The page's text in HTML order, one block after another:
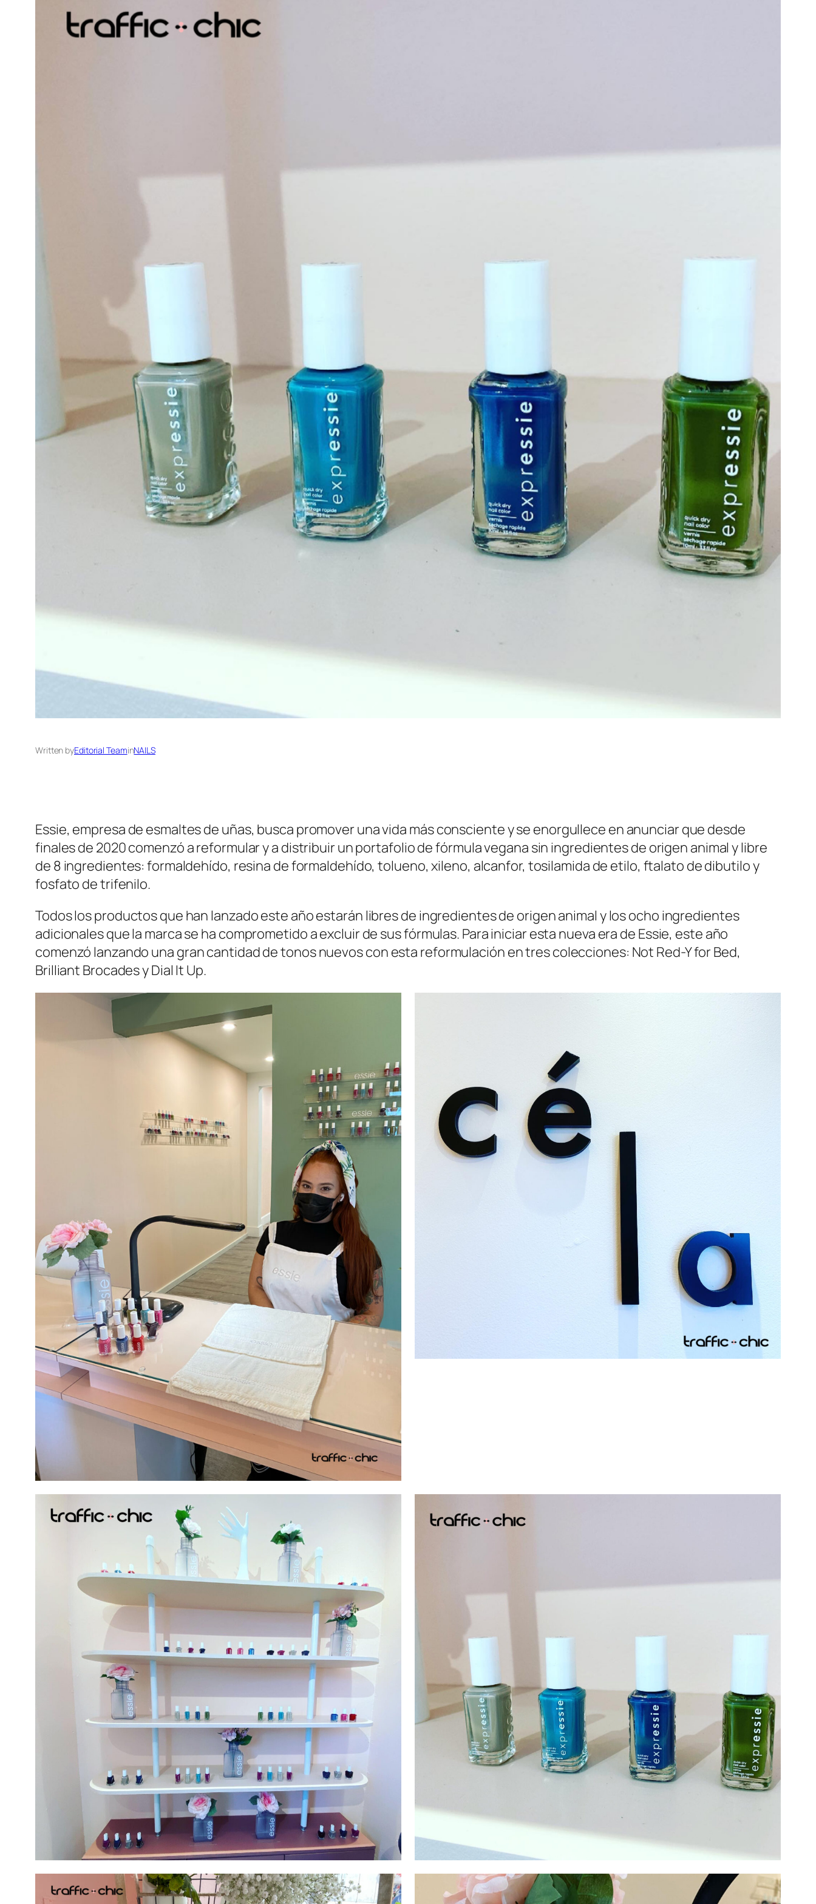
Written byEditorial TeaminNAILS
Essie, empresa de esmaltes de uñas, busca promover una vida más consciente y se enorgullece en anunciar que desde
finales de 2020 comenzó a reformular y a distribuir un portafolio de fórmula vegana sin ingredientes de origen animal y libre
de 8 ingredientes: formaldehído, resina de formaldehído, tolueno, xileno, alcanfor, tosilamida de etilo, ftalato de dibutilo y
fosfato de trifenilo.
Todos los productos que han lanzado este año estarán libres de ingredientes de origen animal y los ocho ingredientes
adicionales que la marca se ha comprometido a excluir de sus fórmulas. Para iniciar esta nueva era de Essie, este año
comenzó lanzando una gran cantidad de tonos nuevos con esta reformulación en tres colecciones: Not Red-Y for Bed,
Brilliant Brocades y Dial It Up.